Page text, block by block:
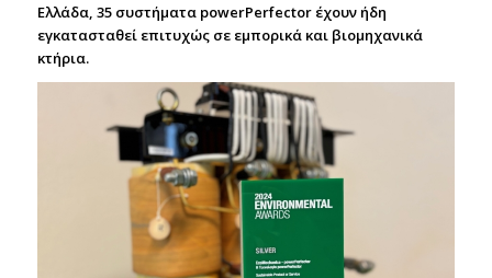
Ελλάδα, 35 συστήματα powerPerfector έχουν ήδη
εγκατασταθεί επιτυχώς σε εμπορικά και βιομηχανικά
κτήρια.